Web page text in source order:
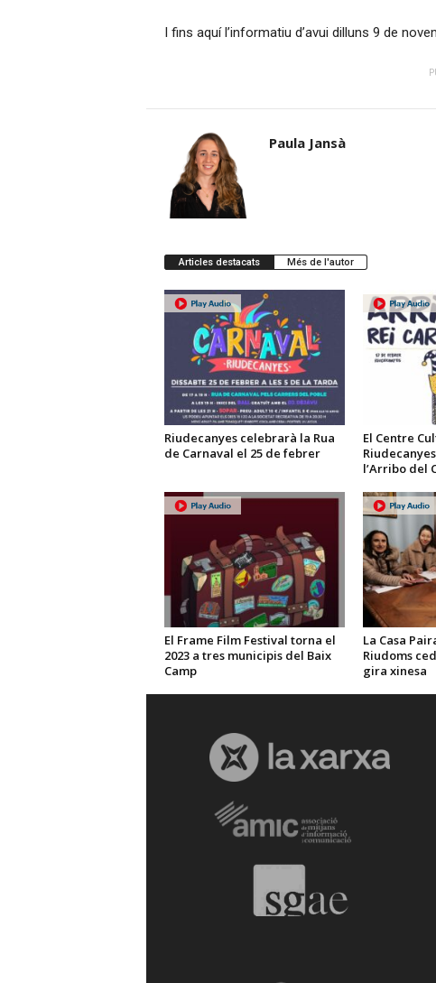
I fins aquí l’informatiu d’avui dilluns 9 de
Paula Jansà
Articles destacats Més de l'autor
Riudecanyes celebrarà la Rua
de Carnaval el 25 de febrer
El Centre
l’Arribo del
El Frame Film Festival torna el
2023 a tres municipis del Baix
Camp
La Casa
Riudoms
gira xinesa